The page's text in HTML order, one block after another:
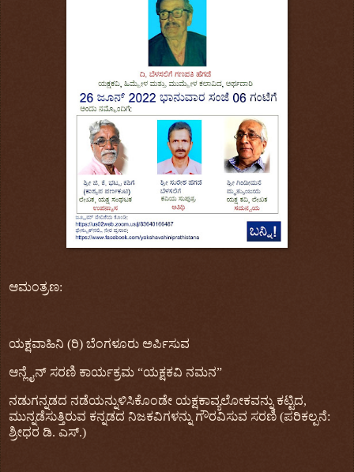
ಆಮಂತ್ರಣ:
ಯಕ್ಷವಾಹಿನಿ (ರಿ) ಬೆಂಗಳೂರು ಅರ್ಪಿಸುವ
ಆನ್ಲೈನ್ ಸರಣಿ ಕಾರ್ಯಕ್ರಮ “ಯಕ್ಷಕವಿ ನಮನ”
ನಡುಗನ್ನಡದ ನಡೆಯನ್ನುಳಿಸಿಕೊಂಡೇ ಯಕ್ಷಕಾವ್ಯಲೋಕವನ್ನು ಕಟ್ಟಿದ,
ಮುನ್ನಡೆಸುತ್ತಿರುವ ಕನ್ನಡದ ನಿಜಕವಿಗಳನ್ನು ಗೌರವಿಸುವ ಸರಣಿ (ಪರಿಕಲ್ಪನೆ:
ಶ್ರೀಧರ ಡಿ. ಎಸ್.)